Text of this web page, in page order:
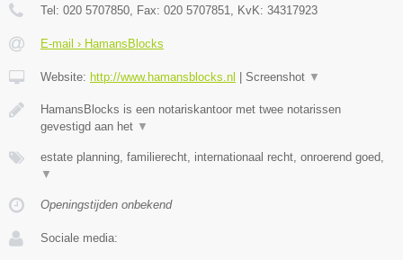
Tel: 020 5707850 , Fax: 020 5707851 , KvK: 34317923
E-mail › HamansBlocks
Website: http://www.hamansblocks.nl Screenshot ▼
HamansBlocks is een notariskantoor met twee notarissen
gevestigd aan het ▼
estate planning, familierecht, internationaal recht, onroerend goed,
▼
Openingstijden onbekend
Sociale media: